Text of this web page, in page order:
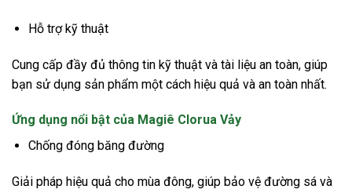
Hỗ trợ kỹ thuật
Cung cấp đầy đủ thông tin kỹ thuật và tài liệu an toàn, giúp
bạn sử dụng sản phẩm một cách hiệu quả và an toàn nhất.
Ứng dụng nổi bật của Magiê Clorua Vảy
Chống đóng băng đường
Giải pháp hiệu quả cho mùa đông, giúp bảo vệ đường sá và